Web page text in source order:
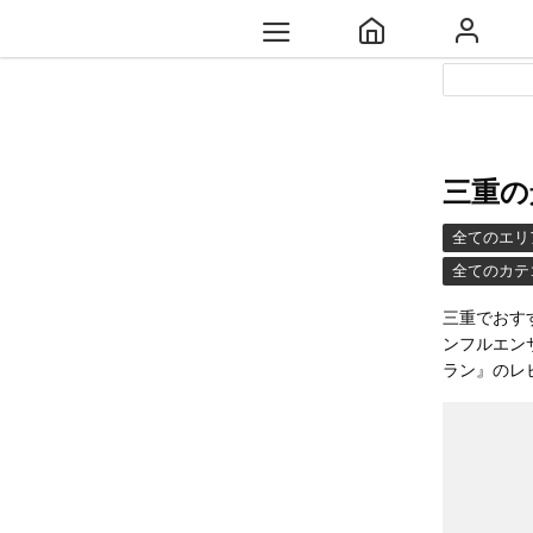
三重
全てのエリ
全てのカテ
三重でおす
ンフルエン
ラン』のレ